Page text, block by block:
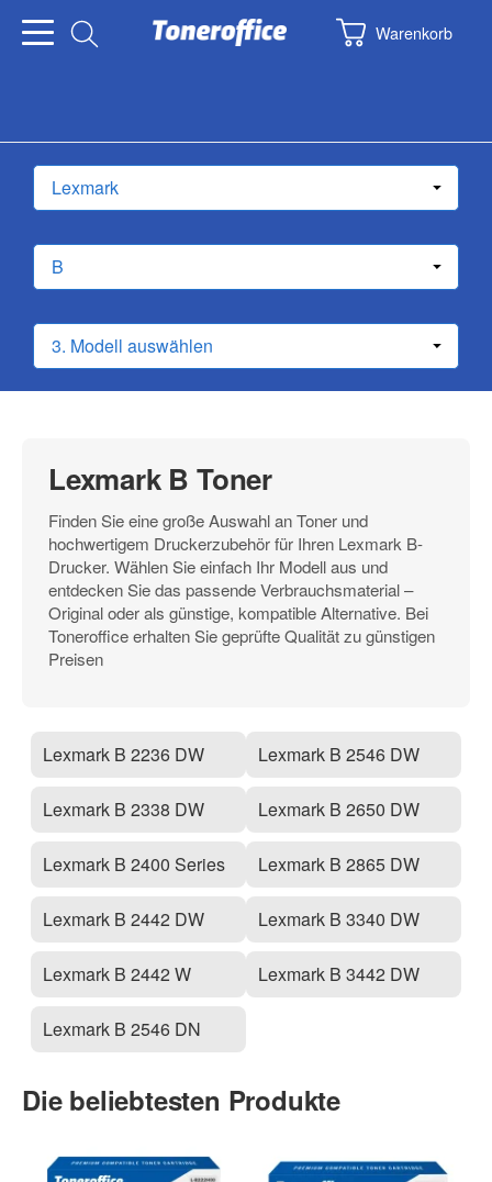
Warenkorb
Lexmark B Toner
Finden Sie eine große Auswahl an Toner und
hochwertigem Druckerzubehör für Ihren Lexmark B-
Drucker. Wählen Sie einfach Ihr Modell aus und
entdecken Sie das passende Verbrauchsmaterial –
Original oder als günstige, kompatible Alternative. Bei
Toneroffice erhalten Sie geprüfte Qualität zu günstigen
Preisen
Lexmark B 2236 DW
Lexmark B 2338 DW
Lexmark B 2400 Series
Lexmark B 2442 DW
Lexmark B 2442 W
Lexmark B 2546 DN
Lexmark B 2546 DW
Lexmark B 2650 DW
Lexmark B 2865 DW
Lexmark B 3340 DW
Lexmark B 3442 DW
Die beliebtesten Produkte